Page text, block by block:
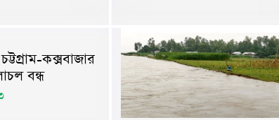
কক্সবাজার
বন্ধ